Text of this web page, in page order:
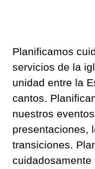
Planificamos
servicios de la
unidad entre la
cantos.
nuestros
presentaciones,
transiciones.